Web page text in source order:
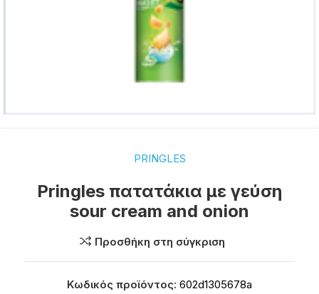
PRINGLES
Pringles πατατάκια με γεύση
sour cream and onion
Προσθήκη στη σύγκριση
Κωδικός προϊόντος: 602d1305678a